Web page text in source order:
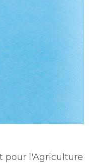
pour l'Agriculture